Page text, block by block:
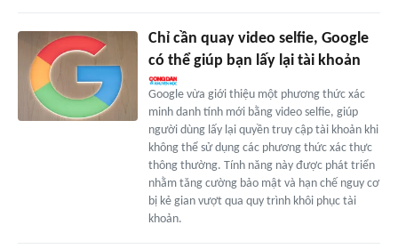
Chỉ cần quay video selfie, Google
có thể giúp bạn lấy lại tài khoản
Google vừa giới thiệu một phương thức xác
minh danh tính mới bằng video selfie, giúp
người dùng lấy lại quyền truy cập tài khoản khi
không thể sử dụng các phương thức xác thực
thông thường. Tính năng này được phát triển
nhằm tăng cường bảo mật và hạn chế nguy cơ
bị kẻ gian vượt qua quy trình khôi phục tài
khoản.